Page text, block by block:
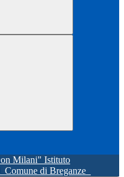
Istituto
Comune di Breganze